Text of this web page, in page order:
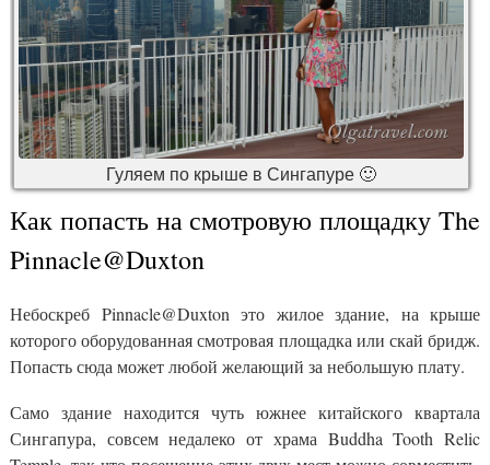
Гуляем по крыше в Сингапуре 🙂
Как попасть на смотровую площадку The
Pinnacle@Duxton
Небоскреб Pinnacle@Duxton это жилое здание, на крыше
которого оборудованная смотровая площадка или скай бридж.
Попасть сюда может любой желающий за небольшую плату.
Само здание находится чуть южнее китайского квартала
Сингапура, совсем недалеко от храма Buddha Tooth Relic